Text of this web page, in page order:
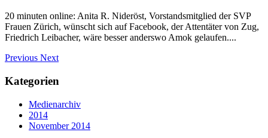
20 minuten online: Anita R. Nideröst, Vorstandsmitglied der SVP
Frauen Zürich, wünscht sich auf Facebook, der Attentäter von Zug,
Friedrich Leibacher, wäre besser anderswo Amok gelaufen....
Previous Next
Kategorien
Medienarchiv
2014
November 2014